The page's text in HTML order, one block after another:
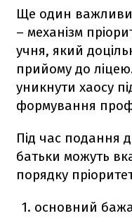
Ще один
– механізм
учня, який
прийому до
уникнути хаосу
формування
Під час подання
батьки можуть
порядку
основний